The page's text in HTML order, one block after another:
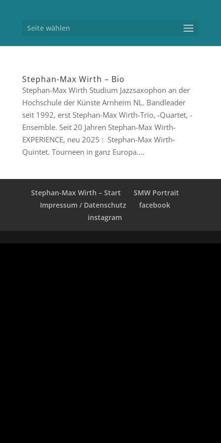
Seite wählen
Stephan-Max Wirth – Bio
Stephan-Max Wirth Studium Jazzsaxophon an der
Hochschule der Künste Arnheim NL. Bandleader
seit 1992, erst Stephan-Max Wirth-Trio, -Quartet, -
Ensemble. Seit 20 Jahren Stephan-Max Wirth-
EXPERIENCE, neu 2025 : Stephan-Max Wirth-
Quintet. Tourneen in ganz Europa....
Stephan-Max Wirth – Start
SMW Portrait
Impressum / Datenschutz
facebook
instagram